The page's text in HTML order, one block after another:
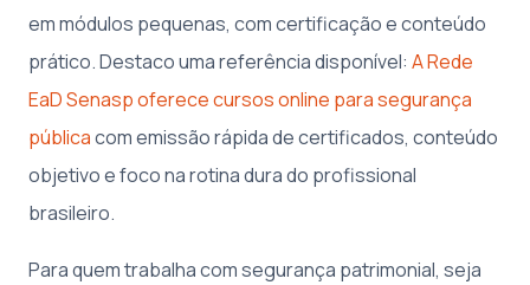
em módulos pequenas, com certificação e conteúdo
prático. Destaco uma referência disponível: A Rede
EaD Senasp oferece cursos online para segurança
públicacom emissão rápida de certificados, conteúdo
objetivo e foco na rotina dura do profissional
brasileiro.
Para quem trabalha com segurança patrimonial, seja